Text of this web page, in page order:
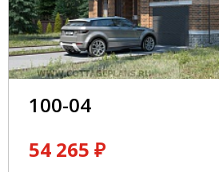
100-04
54 265 ₽